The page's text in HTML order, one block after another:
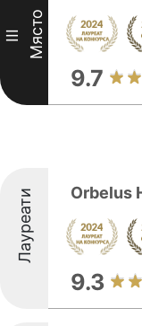
III Място
9.7
Лауреати Orbelus
9.3